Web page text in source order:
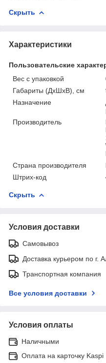
Скрыть
Характеристики
Пользовательские
Вес с упаковкой
Габариты (ДхШхВ), см
Назначение
Производитель
Страна производителя
Штрих-код
Скрыть
Условия доставки
Самовывоз
Доставка курьером по г.
Транспортная компания
Все условия доставки
Условия оплаты
Наличными
Оплата на карточку Kaspi